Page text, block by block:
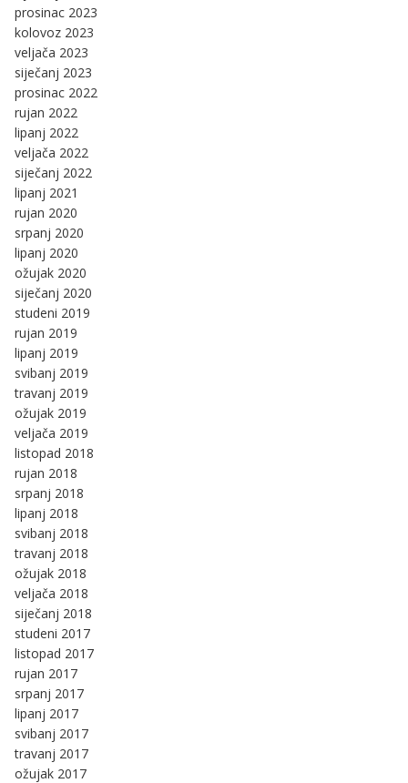
prosinac 2023
kolovoz 2023
veljača 2023
siječanj 2023
prosinac 2022
rujan 2022
lipanj 2022
veljača 2022
siječanj 2022
lipanj 2021
rujan 2020
srpanj 2020
lipanj 2020
ožujak 2020
siječanj 2020
studeni 2019
rujan 2019
lipanj 2019
svibanj 2019
travanj 2019
ožujak 2019
veljača 2019
listopad 2018
rujan 2018
srpanj 2018
lipanj 2018
svibanj 2018
travanj 2018
ožujak 2018
veljača 2018
siječanj 2018
studeni 2017
listopad 2017
rujan 2017
srpanj 2017
lipanj 2017
svibanj 2017
travanj 2017
ožujak 2017